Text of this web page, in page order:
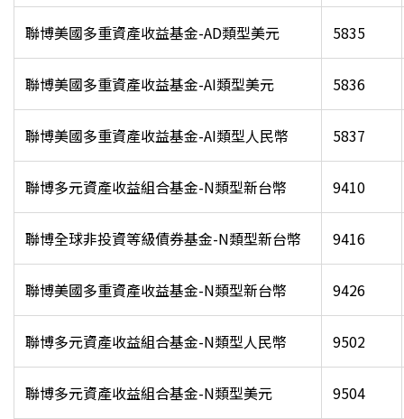
聯博美國多重資產收益基金-AD類型美元 5835
聯博美國多重資產收益基金-AI類型美元 5836
聯博美國多重資產收益基金-AI類型人民幣 5837
聯博多元資產收益組合基金-N類型新台幣 9410
聯博全球非投資等級債券基金-N類型新台幣 9416
聯博美國多重資產收益基金-N類型新台幣 9426
聯博多元資產收益組合基金-N類型人民幣 9502
聯博多元資產收益組合基金-N類型美元 9504